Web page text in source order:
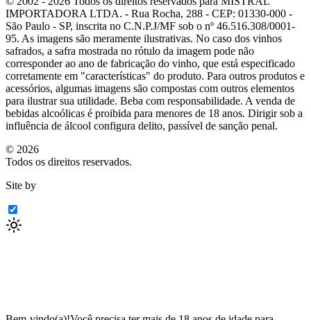
IMPORTADORA LTDA. - Rua Rocha, 288 - CEP: 01330-000 -
São Paulo - SP, inscrita no C.N.P.J/MF sob o nº 46.516.308/0001-
95. As imagens são meramente ilustrativas. No caso dos vinhos
safrados, a safra mostrada no rótulo da imagem pode não
corresponder ao ano de fabricação do vinho, que está especificado
corretamente em "características" do produto. Para outros produtos e
acessórios, algumas imagens são compostas com outros elementos
para ilustrar sua utilidade. Beba com responsabilidade. A venda de
bebidas alcoólicas é proibida para menores de 18 anos. Dirigir sob a
influência de álcool configura delito, passível de sanção penal.
© 2026
Todos os direitos reservados.
Site by